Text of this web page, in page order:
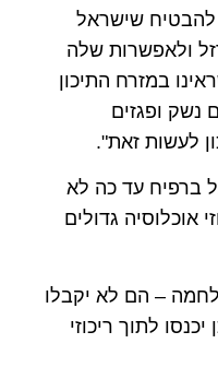
להבטיח שישראל
ולאפשרות שלה
במזרח התיכון
נשק ופגזים
לעשות זאת".
ברפיח עד כה לא
אוכלוסיה גדולים
– הם לא יקבלו
לתוך ריכוזי